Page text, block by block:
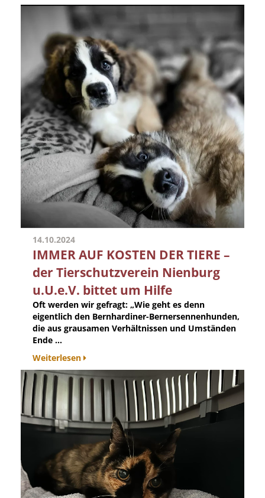
14.10.2024
IMMER AUF KOSTEN DER TIERE –
der Tierschutzverein Nienburg
u.U.e.V. bittet um Hilfe
Oft werden wir gefragt: „Wie geht es denn
eigentlich den Bernhardiner-Bernersennenhunden,
die aus grausamen Verhältnissen und Umständen
Ende ...
Weiterlesen